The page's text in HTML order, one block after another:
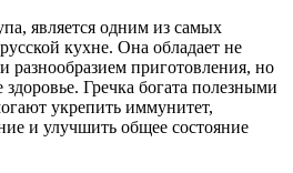
является одним из самых
кухне. Она обладает не
разнообразием приготовления, но
Гречка богата полезными
укрепить иммунитет,
и улучшить общее состояние